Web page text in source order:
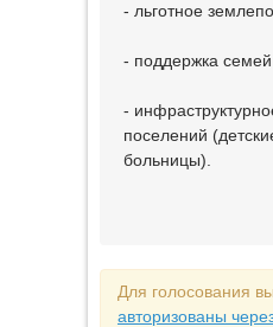
- льготное
- поддержка
-
поселений
больницы).
Для голосования
авторизованы